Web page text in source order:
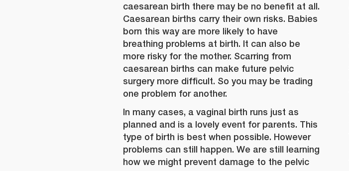
caesarean birth there may be no benefit at all.
Caesarean births carry their own risks. Babies
born this way are more likely to have
breathing problems at birth. It can also be
more risky for the mother. Scarring from
caesarean births can make future pelvic
surgery more difficult. So you may be trading
one problem for another.
In many cases, a vaginal birth runs just as
planned and is a lovely event for parents. This
type of birth is best when possible. However
problems can still happen. We are still learning
how we might prevent damage to the pelvic